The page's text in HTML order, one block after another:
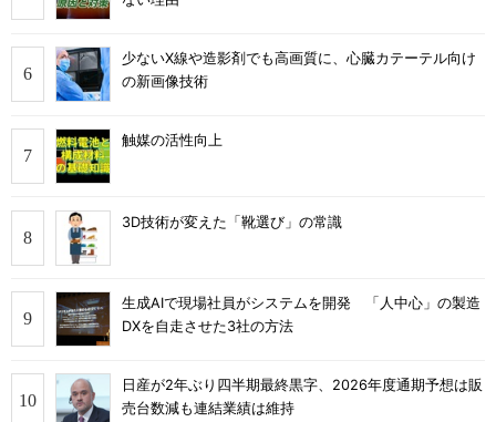
少ないX線や造影剤でも高画質に、心臓カテーテル向け
の新画像技術
触媒の活性向上
3D技術が変えた「靴選び」の常識
生成AIで現場社員がシステムを開発 「人中心」の製造
DXを自走させた3社の方法
日産が2年ぶり四半期最終黒字、2026年度通期予想は販
売台数減も連結業績は維持